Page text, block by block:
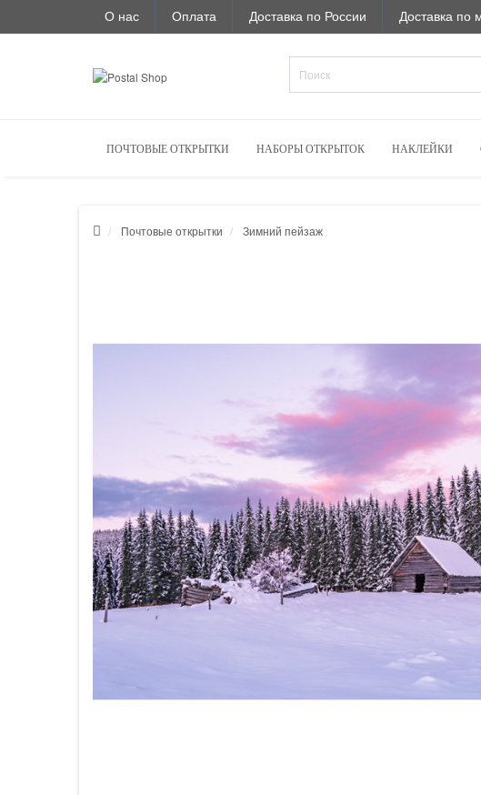
О нас Оплата Доставка по России Доставка по
ПОЧТОВЫЕ ОТКРЫТКИ НАБОРЫ ОТКРЫТОК НАКЛЕЙКИ
Почтовые открытки Зимний пейзаж